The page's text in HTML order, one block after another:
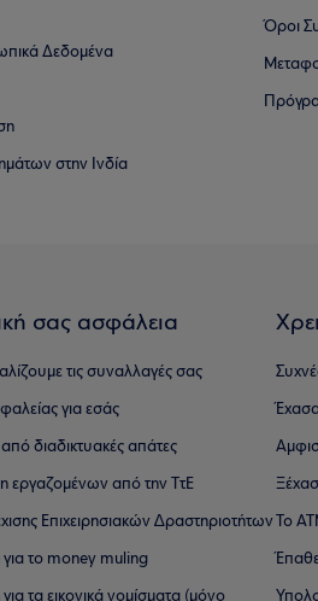
Δεδομένα
στην Ινδία
Όροι
σας ασφάλεια
τις συναλλαγές σας
για εσάς
διαδικτυακές απάτες
εργαζομένων από την ΤτΕ
Επιχειρησιακών ∆ραστηριοτήτων
το money muling
τα εικονικά νομίσματα (μόνο
Το